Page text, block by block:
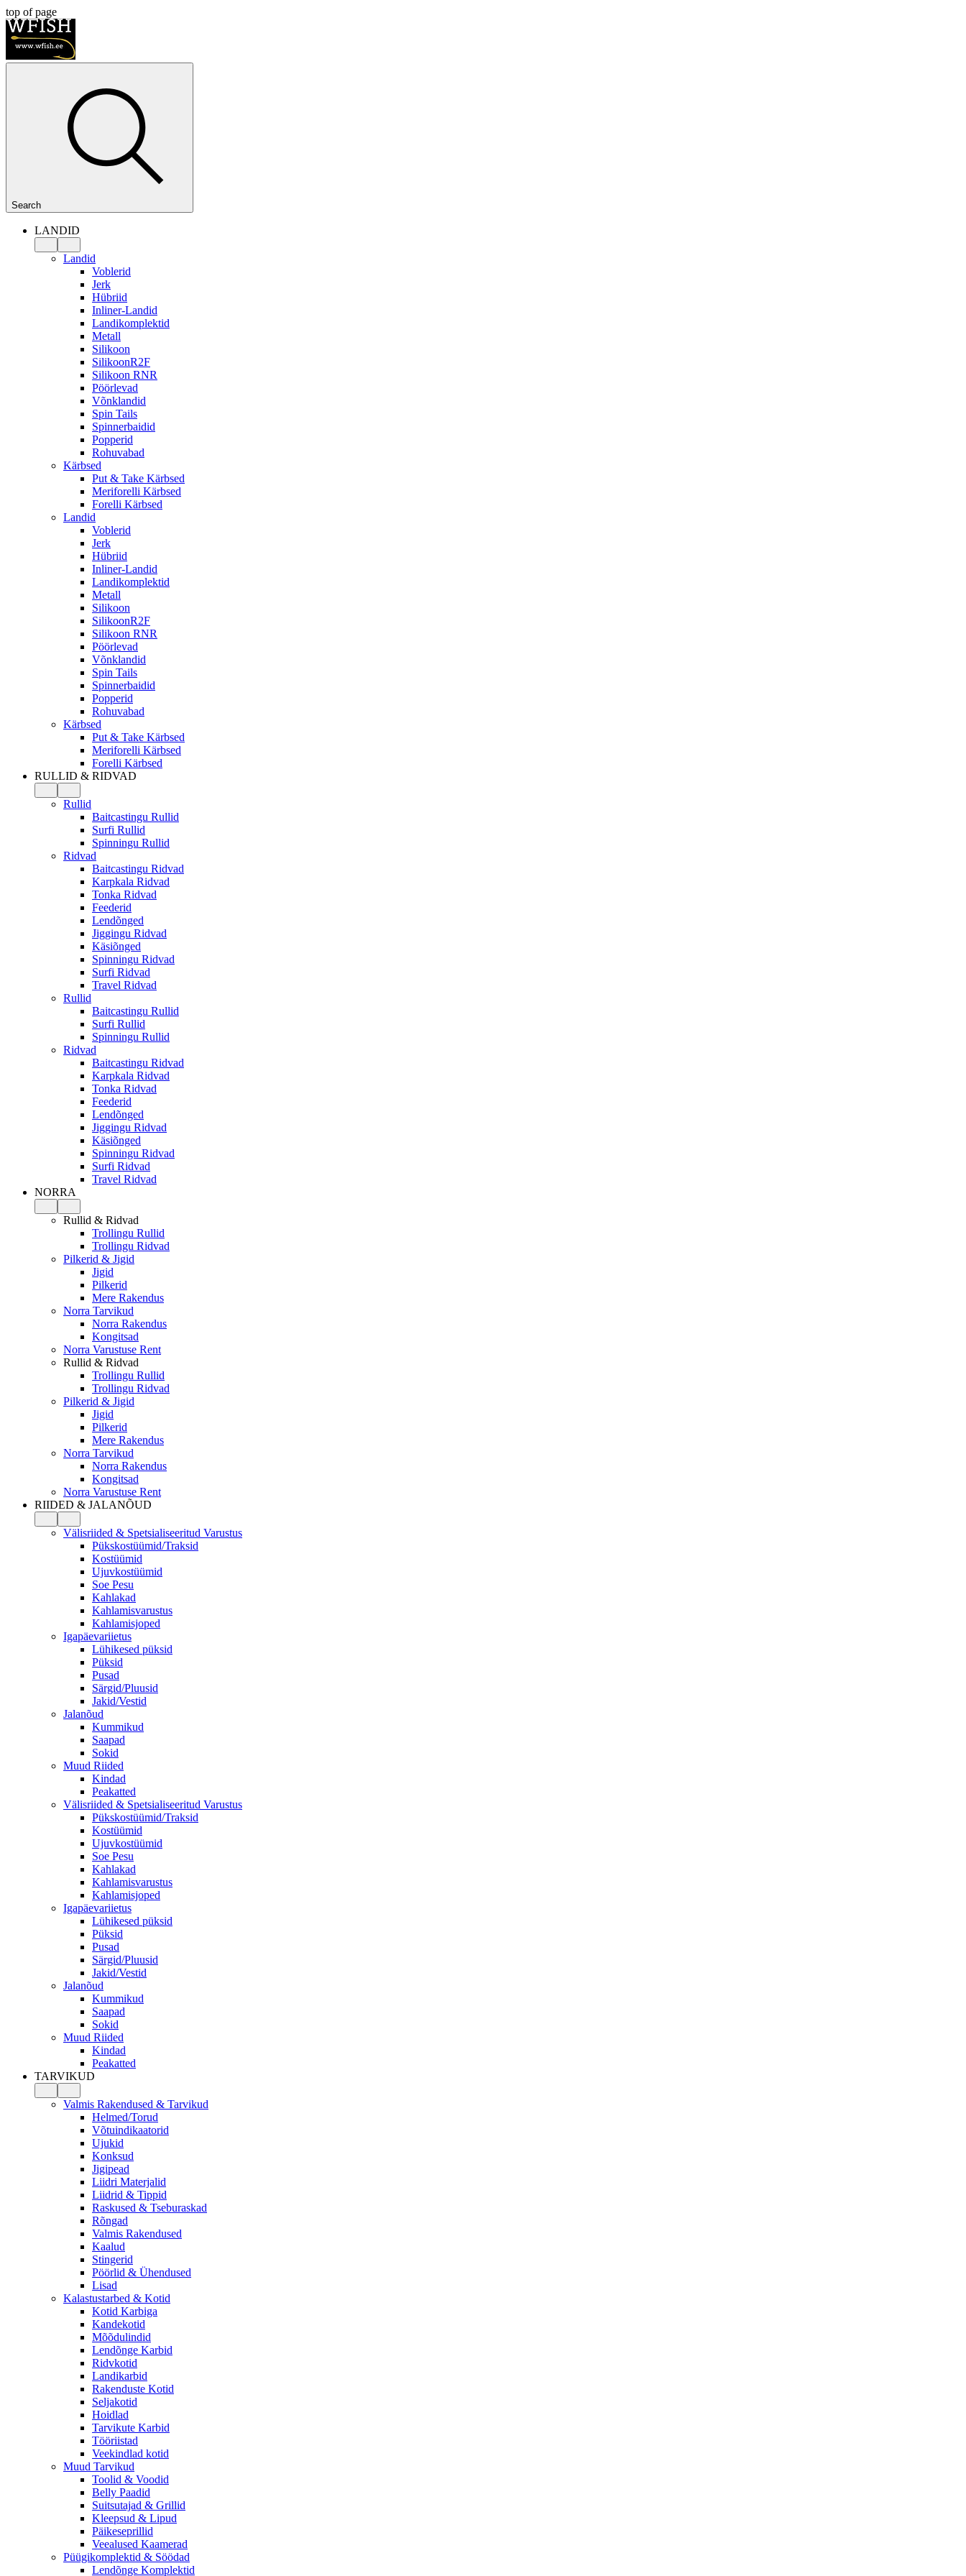
top of page
Search
LANDID
Landid
Voblerid
Jerk
Hübriid
Inliner-Landid
Landikomplektid
Metall
Silikoon
SilikoonR2F
Silikoon RNR
Pöörlevad
Võnklandid
Spin Tails
Spinnerbaidid
Popperid
Rohuvabad
Kärbsed
Put & Take Kärbsed
Meriforelli Kärbsed
Forelli Kärbsed
Landid
Voblerid
Jerk
Hübriid
Inliner-Landid
Landikomplektid
Metall
Silikoon
SilikoonR2F
Silikoon RNR
Pöörlevad
Võnklandid
Spin Tails
Spinnerbaidid
Popperid
Rohuvabad
Kärbsed
Put & Take Kärbsed
Meriforelli Kärbsed
Forelli Kärbsed
RULLID & RIDVAD
Rullid
Baitcastingu Rullid
Surfi Rullid
Spinningu Rullid
Ridvad
Baitcastingu Ridvad
Karpkala Ridvad
Tonka Ridvad
Feederid
Lendõnged
Jiggingu Ridvad
Käsiõnged
Spinningu Ridvad
Surfi Ridvad
Travel Ridvad
Rullid
Baitcastingu Rullid
Surfi Rullid
Spinningu Rullid
Ridvad
Baitcastingu Ridvad
Karpkala Ridvad
Tonka Ridvad
Feederid
Lendõnged
Jiggingu Ridvad
Käsiõnged
Spinningu Ridvad
Surfi Ridvad
Travel Ridvad
NORRA
Rullid & Ridvad
Trollingu Rullid
Trollingu Ridvad
Pilkerid & Jigid
Jigid
Pilkerid
Mere Rakendus
Norra Tarvikud
Norra Rakendus
Kongitsad
Norra Varustuse Rent
Rullid & Ridvad
Trollingu Rullid
Trollingu Ridvad
Pilkerid & Jigid
Jigid
Pilkerid
Mere Rakendus
Norra Tarvikud
Norra Rakendus
Kongitsad
Norra Varustuse Rent
RIIDED & JALANÕUD
Välisriided & Spetsialiseeritud Varustus
Pükskostüümid/Traksid
Kostüümid
Ujuvkostüümid
Soe Pesu
Kahlakad
Kahlamisvarustus
Kahlamisjoped
Igapäevariietus
Lühikesed püksid
Püksid
Pusad
Särgid/Pluusid
Jakid/Vestid
Jalanõud
Kummikud
Saapad
Sokid
Muud Riided
Kindad
Peakatted
Välisriided & Spetsialiseeritud Varustus
Pükskostüümid/Traksid
Kostüümid
Ujuvkostüümid
Soe Pesu
Kahlakad
Kahlamisvarustus
Kahlamisjoped
Igapäevariietus
Lühikesed püksid
Püksid
Pusad
Särgid/Pluusid
Jakid/Vestid
Jalanõud
Kummikud
Saapad
Sokid
Muud Riided
Kindad
Peakatted
TARVIKUD
Valmis Rakendused & Tarvikud
Helmed/Torud
Võtuindikaatorid
Ujukid
Konksud
Jigipead
Liidri Materjalid
Liidrid & Tippid
Raskused & Tseburaskad
Rõngad
Valmis Rakendused
Kaalud
Stingerid
Pöörlid & Ühendused
Lisad
Kalastustarbed & Kotid
Kotid Karbiga
Kandekotid
Mõõdulindid
Lendõnge Karbid
Ridvkotid
Landikarbid
Rakenduste Kotid
Seljakotid
Hoidlad
Tarvikute Karbid
Tööriistad
Veekindlad kotid
Muud Tarvikud
Toolid & Voodid
Belly Paadid
Suitsutajad & Grillid
Kleepsud & Lipud
Päikeseprillid
Veealused Kaamerad
Püügikomplektid & Söödad
Lendõnge Komplektid